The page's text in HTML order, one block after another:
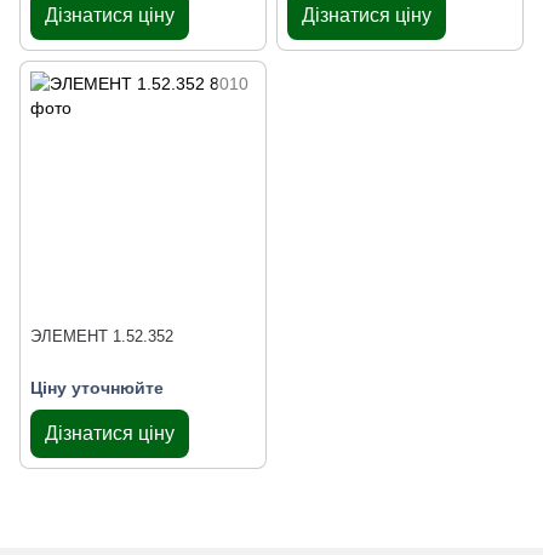
Дізнатися ціну Дізнатися ціну
ЭЛЕМЕНТ 1.52.352
Ціну уточнюйте
Дізнатися ціну